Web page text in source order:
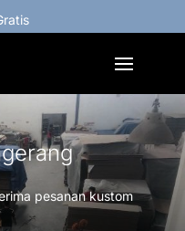
pesanan kustom